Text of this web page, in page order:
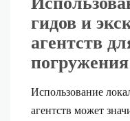
гидов и
агентств
Использование
агентств может